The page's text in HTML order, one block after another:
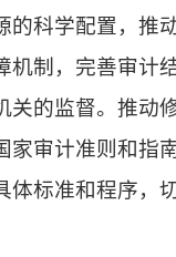
的科学配置，推
机制，完善审计
关的监督。推动
家审计准则和指
体标准和程序，